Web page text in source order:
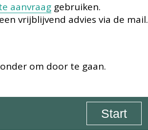
aanvraag gebruiken.
vrijblijvend advies via de mail.
om door te gaan.
Start